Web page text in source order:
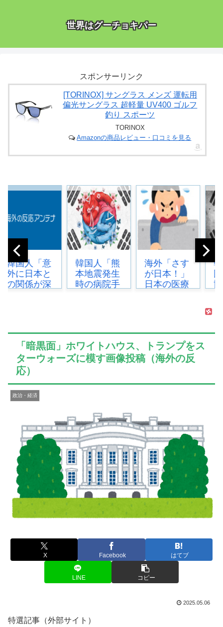
世界はグーチョキパー
スポンサーリンク
[TORINOX] サングラス メンズ 運転用
偏光サングラス 超軽量 UV400 ゴルフ
釣り スポーツ
TORINOX
Amazonの商品レビュー・口コミを見る
韓国人「熊
本地震発生
時の病院手
海外「さす
が日本！」
日本の医療
韓国人「韓
国サッカー
協会が行っ
→「完全に
買...
海
会
判
「暗黒面」ホワイトハウス、トランプをス
ターウォーズに模す画像投稿（海外の反
応）
政治・経済
X Facebook はてブ
LINE コピー
2025.05.06
特選記事（外部サイト）